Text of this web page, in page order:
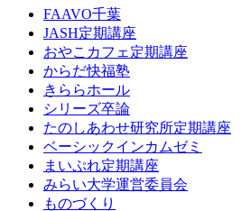
FAAVO千葉
JASH定期講座
おやこカフェ定期講座
からだ快福塾
きららホール
シリーズ卒論
たのしあわせ研究所定期講座
ベーシックインカムゼミ
まいぷれ定期講座
みらい大学運営委員会
ものづくり